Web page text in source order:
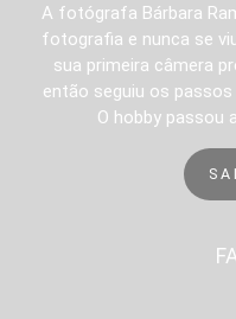
A fotógrafa Bárbara
fotografia e nunca se
sua primeira câmera
então seguiu os
O hobby passou